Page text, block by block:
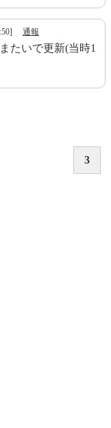
通報
たいで更新(当時1
3